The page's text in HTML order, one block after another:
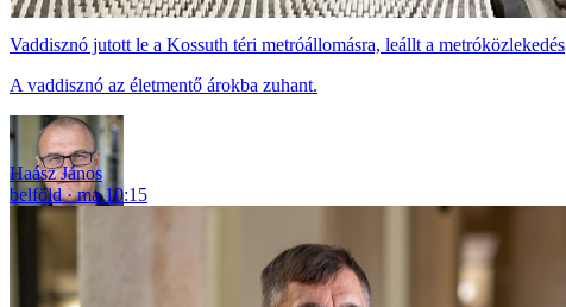
Vaddisznó jutott le a Kossuth téri metróállomásra, leállt a metróközlekedés
A vaddisznó az életmentő árokba zuhant.
Haász János
belföld
ma 10:15